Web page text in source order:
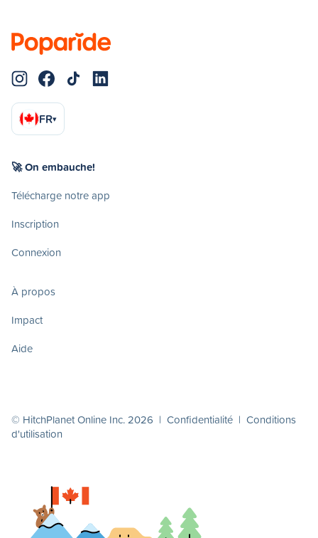
FR▾
🚀 On embauche!
Télécharge notre app
Inscription
Connexion
À propos
Impact
Aide
© HitchPlanet Online Inc. 2026 | Confidentialité | Conditions
d'utilisation